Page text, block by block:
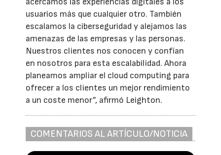
usuarios más que cualquier otro. También
escalamos la ciberseguridad y alejamos las
amenazas de las empresas y las personas.
Nuestros clientes nos conocen y confían
en nosotros para esta escalabilidad. Ahora
planeamos ampliar el cloud computing para
ofrecer a los clientes un mejor rendimiento
a un coste menor”, afirmó Leighton.
COMENTARIOS AL ARTÍCULO/NOTICIA